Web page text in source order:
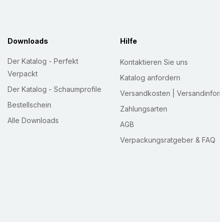
Downloads
Der Katalog - Perfekt
Verpackt
Der Katalog - Schaumprofile
Bestellschein
Alle Downloads
Hilfe
Kontaktieren Sie uns
Katalog anfordern
Versandkosten |
Zahlungsarten
AGB
Verpackungsratgeber & FAQ